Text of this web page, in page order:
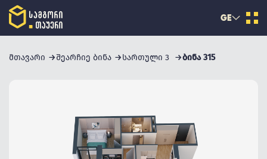
GE
მთავარი შეარჩიე ბინა სართული 3 ბინა 315